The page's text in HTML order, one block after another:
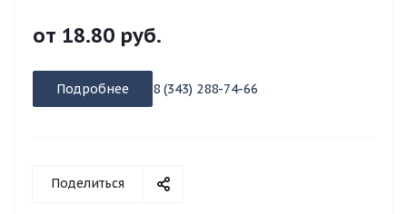
от 18.80 руб.
Подробнее 8 (343) 288-74-66
Поделиться